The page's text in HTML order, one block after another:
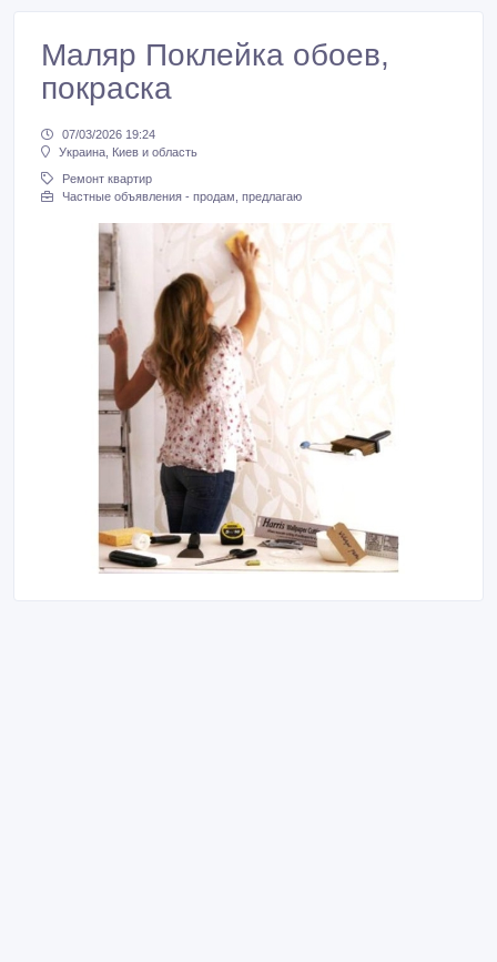
Маляр Поклейка обоев,
покраска
07/03/2026 19:24
Украина, Киев и область
Ремонт квартир
Частные объявления - продам, предлагаю